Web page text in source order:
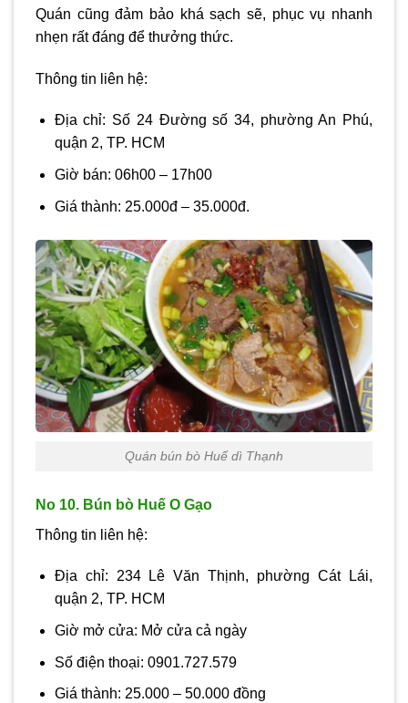
Quán cũng đảm bảo khá sạch sẽ, phục vụ nhanh
nhẹn rất đáng để thưởng thức.
Thông tin liên hệ:
Địa chỉ: Số 24 Đường số 34, phường An Phú,
quận 2, TP. HCM
Giờ bán: 06h00 – 17h00
Giá thành: 25.000đ – 35.000đ.
Quán bún bò Huế dì Thạnh
No 10. Bún bò Huế O Gạo
Thông tin liên hệ:
Địa chỉ: 234 Lê Văn Thịnh, phường Cát Lái,
quận 2, TP. HCM
Giờ mở cửa: Mở cửa cả ngày
Số điện thoại: 0901.727.579
Giá thành: 25.000 – 50.000 đồng